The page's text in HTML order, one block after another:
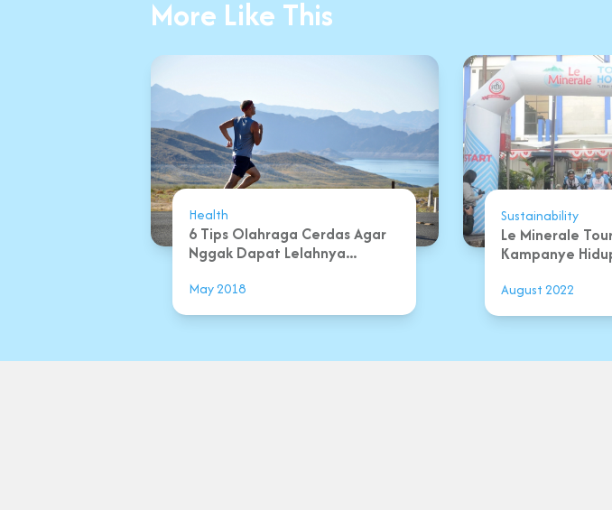
More Like This
Health
6 Tips Olahraga Cerdas Agar
Nggak Dapat Lelahnya...
May 2018
Sustainability
Le Minerale
Kampanye
August 2022